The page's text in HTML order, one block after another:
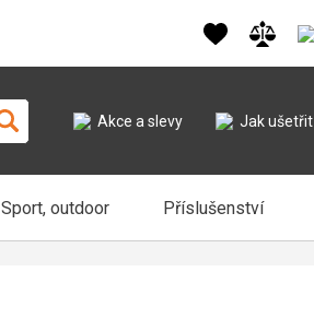
Akce a slevy Jak ušetřit
Sport, outdoor Příslušenství